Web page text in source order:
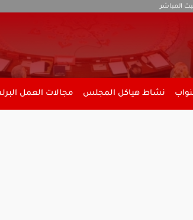
المباشر
نشاط هياكل المجلس مجالات العمل